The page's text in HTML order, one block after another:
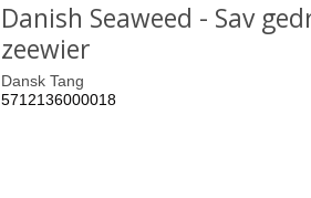
Danish Seaweed - Sav
zeewier
Dansk Tang
5712136000018